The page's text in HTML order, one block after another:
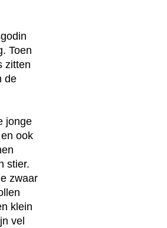
Toen
zitten
de
jonge
ook
stier.
zwaar
klein
vel